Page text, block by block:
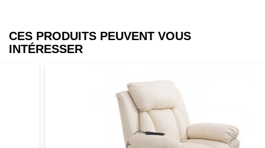
CES PRODUITS PEUVENT VOUS
INTÉRESSER